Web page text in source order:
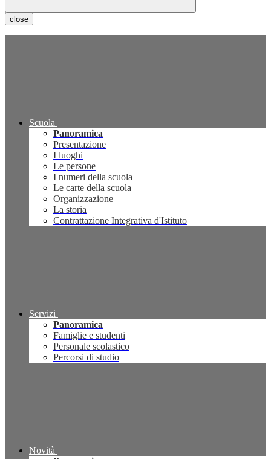
close
Scuola
Panoramica
Presentazione
I luoghi
Le persone
I numeri della scuola
Le carte della scuola
Organizzazione
La storia
Contrattazione Integrativa d'Istituto
Servizi
Panoramica
Famiglie e studenti
Personale scolastico
Percorsi di studio
Novità